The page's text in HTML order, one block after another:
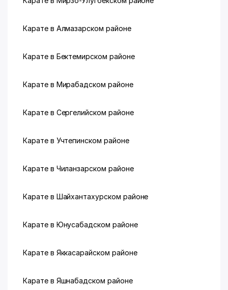
Карате в Алмазарском районе
Карате в Бектемирском районе
Карате в Мирабадском районе
Карате в Сергелийском районе
Карате в Учтепинском районе
Карате в Чиланзарском районе
Карате в Шайхантахурском районе
Карате в Юнусабадском районе
Карате в Яккасарайском районе
Карате в Яшнабадском районе